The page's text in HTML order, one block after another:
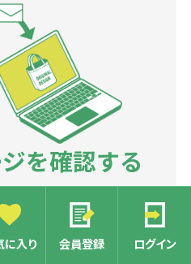
に入り 会員登録 ログイン
を確認する
入れ用データをレイア
画像を作成いたしま